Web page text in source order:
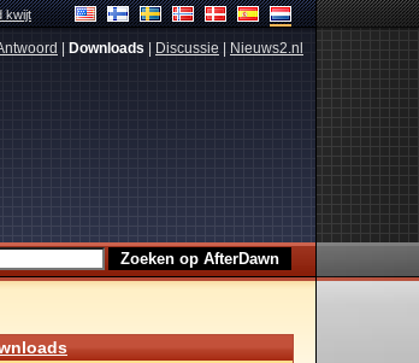
kwijt
Downloads Discussie Nieuws2.nl